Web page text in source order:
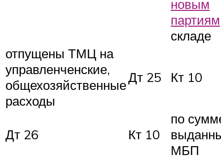
новым
партиям
складе
отпущены ТМЦ на
управленченские,
общехозяйственные
расходы
Дт 25 Кт 10
Дт 26 Кт 10
по
МБП